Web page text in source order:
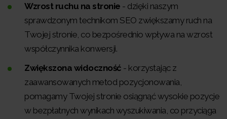
Wzrost ruchu na stronie - dzięki naszym
sprawdzonym technikom SEO zwiększamy ruch na
Twojej stronie, co bezpośrednio wpływa na wzrost
współczynnika konwersji.
Zwiększona widoczność - korzystając z
zaawansowanych metod pozycjonowania,
pomagamy Twojej stronie osiągnąć wysokie pozycje
w bezpłatnych wynikach wyszukiwania, co przyciąga